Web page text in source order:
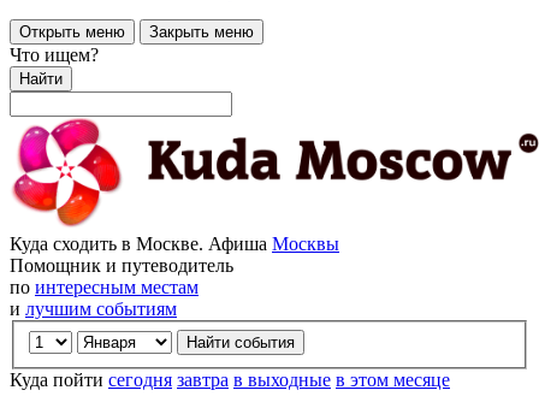
Открыть меню Закрыть меню
Что ищем?
Найти
Куда сходить в Москве. Афиша Москвы
Помощник и путеводитель
по интересным местам
и лучшим событиям
Куда пойти сегодня завтра в выходные в этом месяце